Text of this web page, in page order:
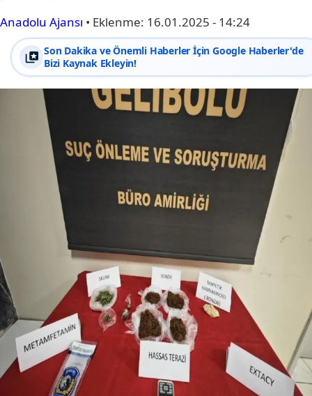
Anadolu Ajansı • Eklenme: 16.01.2025 - 14:24
Son Dakika ve Önemli Haberler İçin Google Haberler'de
Bizi Kaynak Ekleyin!